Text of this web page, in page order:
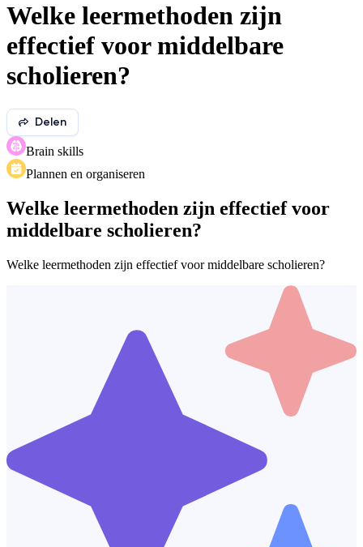
Welke leermethoden zijn
effectief voor middelbare
scholieren?
Delen
Brain skills
Plannen en organiseren
Welke leermethoden zijn effectief voor
middelbare scholieren?
Welke leermethoden zijn effectief voor middelbare scholieren?